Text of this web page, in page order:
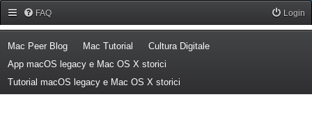
FAQ Login
Mac Peer Blog(Opens a new tab)
Mac Tutorial (Opens a new tab)
Cultura Digitale(Opens a new tab)
App macOS legacy e Mac OS X storici
Tutorial macOS legacy e Mac OS X storici